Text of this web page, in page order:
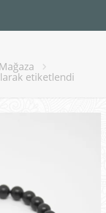
Mağaza
etiketlendi